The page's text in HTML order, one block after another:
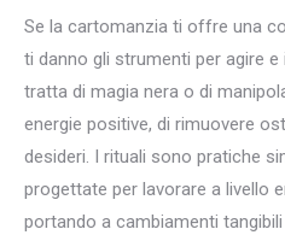
Se la cartomanzia ti offre una
ti danno gli strumenti per agire
tratta di magia nera o di
energie positive, di rimuovere
desideri. I rituali sono pratiche
progettate per lavorare a livello
portando a cambiamenti